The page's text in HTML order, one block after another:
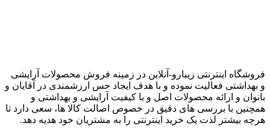
فروشگاه اینترنتی زیبارو-آنلاین در زمینه فروش محصولات آرایشی
و بهداشتی فعالیت نموده و با هدف ایجاد حس ارزشمندی در آقایان و
بانوان و ارائه محصولات اصل و با کیفیت آرایشی و بهداشتی و
همچنین با بررسی های دقیق در خصوص اصالت کالا ها، سعی دارد تا
هرچه بیشتر لذت یک خرید اینترنتی را به مشتریان خود هدیه دهد.